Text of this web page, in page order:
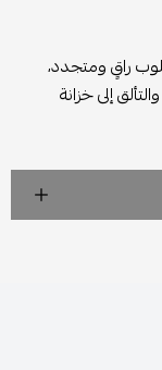
راقٍ ومتجدد،
إلى خزانة